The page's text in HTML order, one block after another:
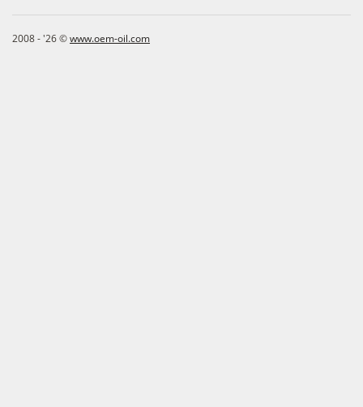
2008 - '26 ©www.oem-oil.com